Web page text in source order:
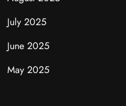
July 2025
June 2025
May 2025